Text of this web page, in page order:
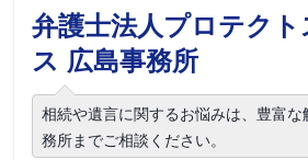
弁護士法人プロテク
ス 広島事務所
相続や遺言に関するお悩みは、豊富
務所までご相談ください。